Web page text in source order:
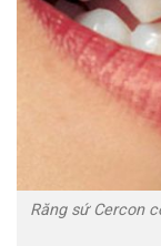
Răng sứ Cercon